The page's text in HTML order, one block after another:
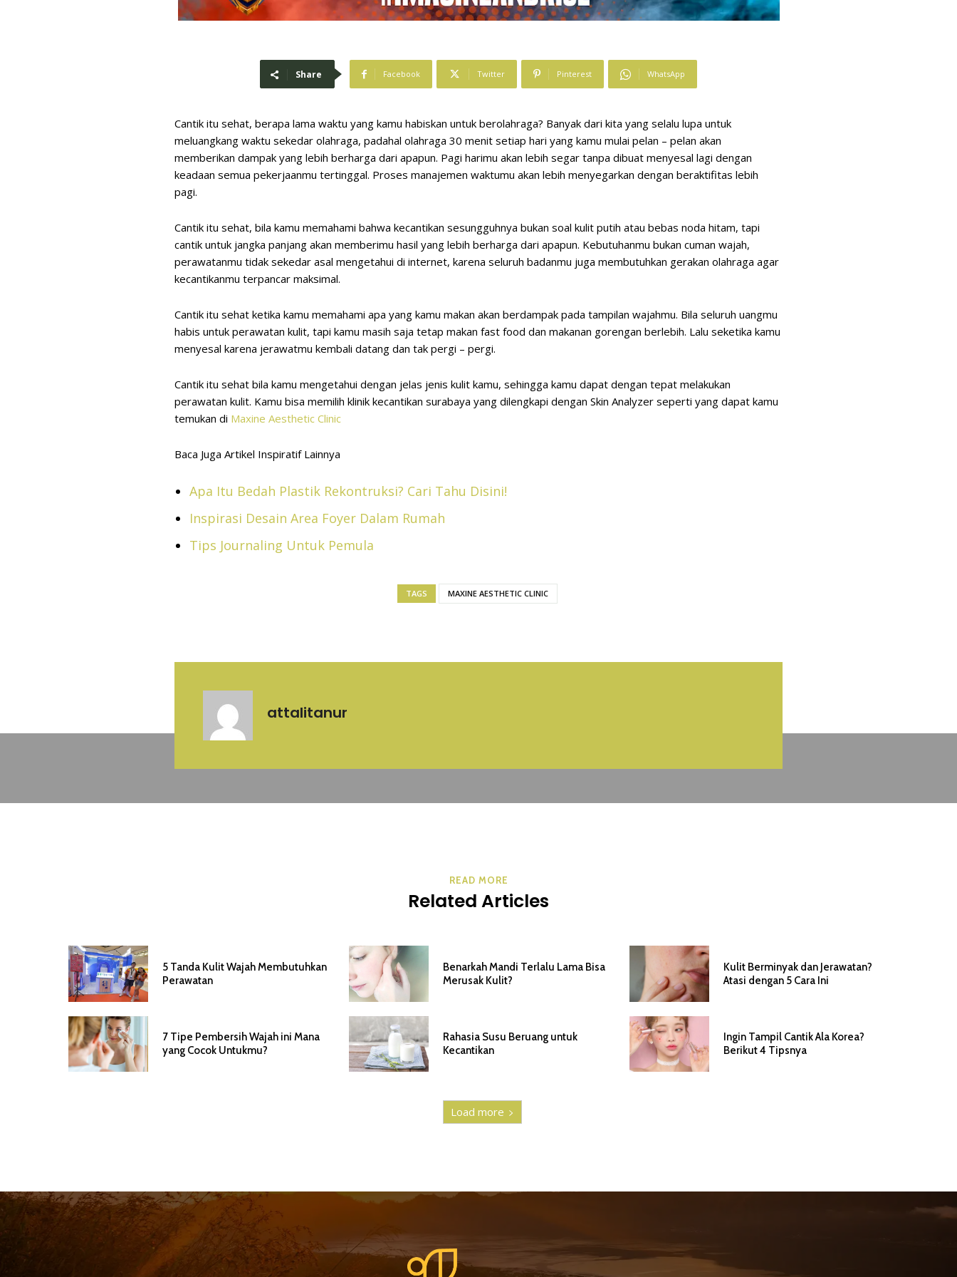
Share Facebook Twitter Pinterest WhatsApp
Cantik itu sehat, berapa lama waktu yang kamu habiskan untuk berolahraga? Banyak dari kita yang selalu lupa untuk
meluangkang waktu sekedar olahraga, padahal olahraga 30 menit setiap hari yang kamu mulai pelan – pelan akan
memberikan dampak yang lebih berharga dari apapun. Pagi harimu akan lebih segar tanpa dibuat menyesal lagi dengan
keadaan semua pekerjaanmu tertinggal. Proses manajemen waktumu akan lebih menyegarkan dengan beraktifitas lebih
pagi.
Cantik itu sehat, bila kamu memahami bahwa kecantikan sesungguhnya bukan soal kulit putih atau bebas noda hitam, tapi
cantik untuk jangka panjang akan memberimu hasil yang lebih berharga dari apapun. Kebutuhanmu bukan cuman wajah,
perawatanmu tidak sekedar asal mengetahui di internet, karena seluruh badanmu juga membutuhkan gerakan olahraga agar
kecantikanmu terpancar maksimal.
Cantik itu sehat ketika kamu memahami apa yang kamu makan akan berdampak pada tampilan wajahmu. Bila seluruh uangmu
habis untuk perawatan kulit, tapi kamu masih saja tetap makan fast food dan makanan gorengan berlebih. Lalu seketika kamu
menyesal karena jerawatmu kembali datang dan tak pergi – pergi.
Cantik itu sehat bila kamu mengetahui dengan jelas jenis kulit kamu, sehingga kamu dapat dengan tepat melakukan
perawatan kulit. Kamu bisa memilih klinik kecantikan surabaya yang dilengkapi dengan Skin Analyzer seperti yang dapat kamu
temukan di Maxine Aesthetic Clinic
Baca Juga Artikel Inspiratif Lainnya
Apa Itu Bedah Plastik Rekontruksi? Cari Tahu Disini!
Inspirasi Desain Area Foyer Dalam Rumah
Tips Journaling Untuk Pemula
TAGS MAXINE AESTHETIC CLINIC
attalitanur
READ MORE
Related Articles
5 Tanda Kulit Wajah Membutuhkan
Perawatan
Benarkah Mandi Terlalu Lama Bisa
Merusak Kulit?
Kulit Berminyak dan Jerawatan?
Atasi dengan 5 Cara Ini
7 Tipe Pembersih Wajah ini Mana
yang Cocok Untukmu?
Rahasia Susu Beruang untuk
Kecantikan
Ingin Tampil Cantik Ala Korea?
Berikut 4 Tipsnya
Load more